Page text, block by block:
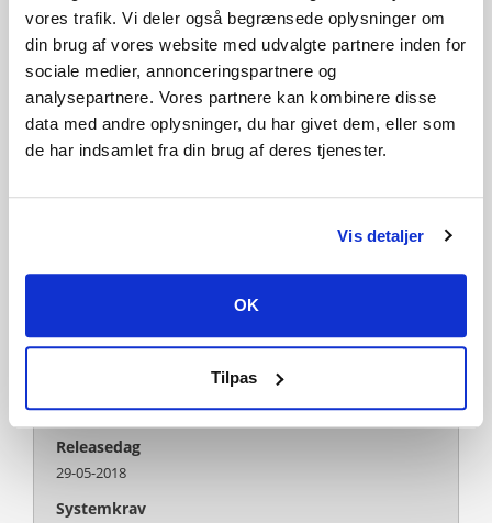
vores trafik. Vi deler også begrænsede oplysninger om
din brug af vores website med udvalgte partnere inden for
sociale medier, annonceringspartnere og
analysepartnere. Vores partnere kan kombinere disse
data med andre oplysninger, du har givet dem, eller som
de har indsamlet fra din brug af deres tjenester.
Vis detaljer
OK
Tilpas
Moonlighter - Between Dimensions
Action RPG Adventure Pixel Graphics
Sprog
Multiplayer
Releasedag
29-05-2018
Systemkrav